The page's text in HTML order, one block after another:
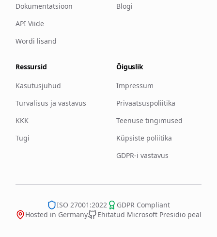
Dokumentatsioon
API Viide
Wordi lisand
Blogi
Ressursid
Kasutusjuhud
Turvalisus ja vastavus
KKK
Tugi
Õiguslik
Impressum
Privaatsuspoliitika
Teenuse tingimused
Küpsiste poliitika
GDPR-i vastavus
ISO 27001:2022
GDPR Compliant
Hosted in Germany
Ehitatud Microsoft Presidio peal